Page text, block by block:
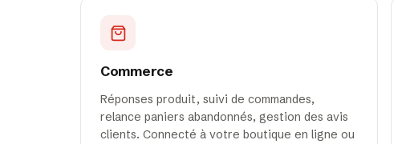
Commerce
Réponses produit, suivi de commandes,
relance paniers abandonnés, gestion des avis
clients. Connecté à votre boutique en ligne ou